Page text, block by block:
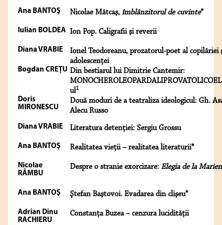
Ana BANTOŞ Nicolae Mătcaş, îmblânzitorul de cuvinte*
Iulian BOLDEA Ion Pop. Caligrafii şi reverii
Diana VRABIE
Ionel Teodoreanu, prozatorul-poet al copilăriei
adolescenţei
Bogdan CREŢU Din bestiarul lui Dimitrie Cantemir:
ul1
Doris
MIRONESCU
Două moduri de a teatraliza ideologicul: Gh.
Alecu Russo
Diana VRABIE Literatura detenţiei: Sergiu Grossu
Ana BANTOŞ Realitatea vieţii – realitatea literaturii*
Nicolae
RÂMBU
Despre o stranie exorcizare: Elegia de la
Ana BANTOŞ Ştefan Baştovoi. Evadarea din clişeu*
Adrian Dinu
RACHIERU
Constanţa Buzea – cenzura lucidităţii